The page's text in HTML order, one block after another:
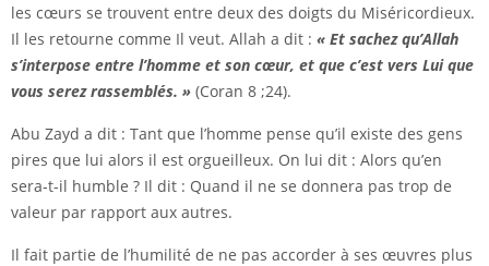
les cœurs se trouvent entre deux des doigts du Miséricordieux.
Il les retourne comme Il veut. Allah a dit : « Et sachez qu’Allah
s’interpose entre l’homme et son cœur, et que c’est vers Lui que
vous serez rassemblés. » (Coran 8 ;24).
Abu Zayd a dit : Tant que l’homme pense qu’il existe des gens
pires que lui alors il est orgueilleux. On lui dit : Alors qu’en
sera-t-il humble ? Il dit : Quand il ne se donnera pas trop de
valeur par rapport aux autres.
Il fait partie de l’humilité de ne pas accorder à ses œuvres plus